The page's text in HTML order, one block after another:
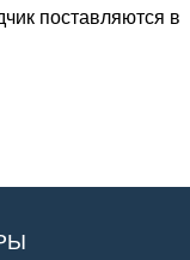
поставляются в